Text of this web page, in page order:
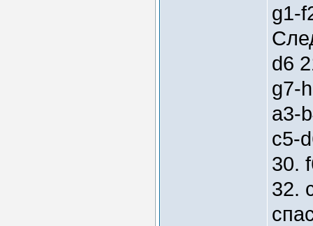
g1-
d6
g7-
a3-
c5-
30.
32.